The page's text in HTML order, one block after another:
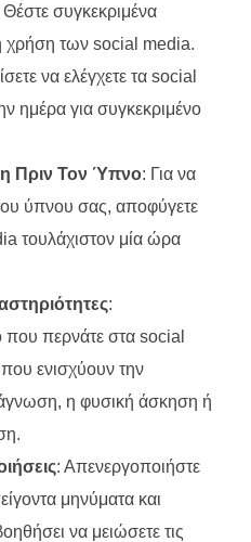
Θέστε συγκεκριμένα
χρήση των social media.
να ελέγχετε τα social
ημέρα για συγκεκριμένο
Πριν Τον Ύπνο: Για να
ύπνου σας, αποφύγετε
τουλάχιστον μία ώρα
:
που περνάτε στα social
ενισχύουν την
η φυσική άσκηση ή
: Απενεργοποιήστε
μηνύματα και
να μειώσετε τις